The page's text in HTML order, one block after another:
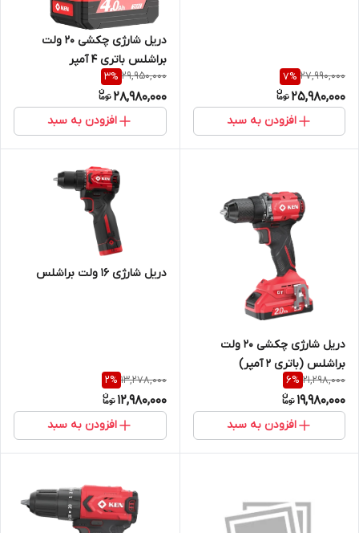
27,990,000
7%
25,980,000
افزودن به سبد
دریل شارژی چکشی 20 ولت
براشلس باتری 4 آمپر
29,950,000
3%
28,980,000
افزودن به سبد
دریل شارژی چکشی 20 ولت
براشلس (باتری 2 آمپر)
21,298,000
6%
19,980,000
افزودن به سبد
دریل شارژی 16 ولت براشلس
13,278,000
2%
12,980,000
افزودن به سبد